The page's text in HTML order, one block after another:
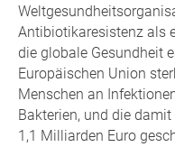
Antibiotikaresistenz als
die globale Gesundheit
Europäischen Union
Menschen an
Bakterien, und die
1,1 Milliarden Euro